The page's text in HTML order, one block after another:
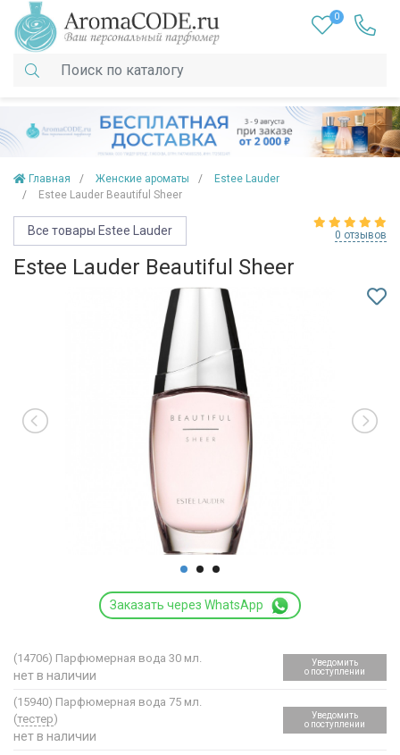
0
Главная Женские ароматы
Estee Lauder
Estee Lauder Beautiful Sheer
Все товары Estee Lauder 0 отзывов
Estee Lauder Beautiful Sheer
Заказать через WhatsApp
(14706) Парфюмерная вода 30 мл.
нет в наличии
Уведомить
о поступлении
(15940) Парфюмерная вода 75 мл.
(тестер)
нет в наличии
Уведомить
о поступлении